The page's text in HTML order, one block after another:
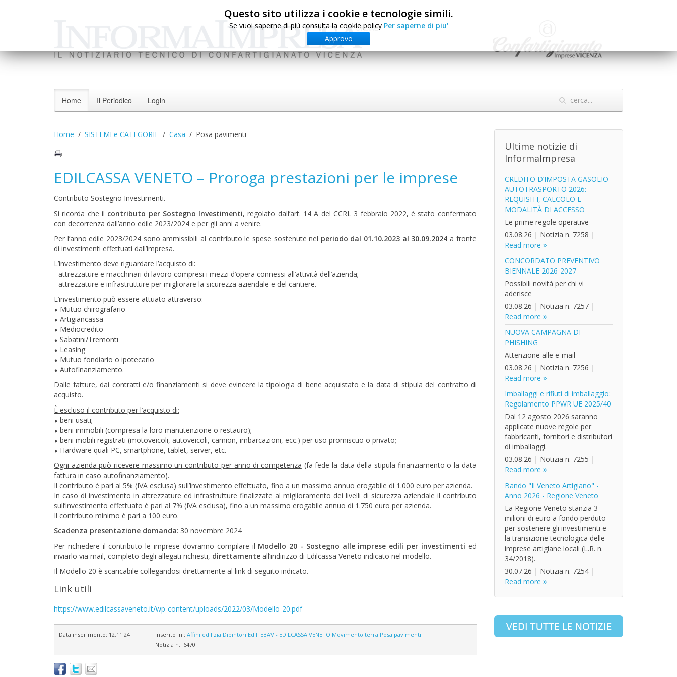
Questo sito utilizza i cookie e tecnologie simili.
Se vuoi saperne di più consulta la cookie policy Per saperne di piu'
Approvo
Home Il Periodico Login
Home SISTEMI e CATEGORIE Casa Posa pavimenti
EDILCASSA VENETO – Proroga prestazioni per le imprese
Contributo Sostegno Investimenti.
Si ricorda che il contributo per Sostegno Investimenti, regolato dall’art. 14 A del CCRL 3 febbraio 2022, è stato confermato
con decorrenza dall’anno edile 2023/2024 e per gli anni a venire.
Per l’anno edile 2023/2024 sono ammissibili al contributo le spese sostenute nel periodo dal 01.10.2023 al 30.09.2024a fronte
di investimenti effettuati dall’impresa.
L’investimento deve riguardare l’acquisto di:
- attrezzature e macchinari di lavoro compresi i mezzi d’opera connessi all’attività dell’azienda;
- attrezzature e infrastrutture per migliorare la sicurezza aziendale e del cantiere.
L’investimento può essere attuato attraverso:
⬧ Mutuo chirografario
⬧ Artigiancassa
⬧ Mediocredito
⬧ Sabatini/Tremonti
⬧ Leasing
⬧ Mutuo fondiario o ipotecario
⬧ Autofinanziamento.
Dalle fatture, dai contratti e/o finanziamenti si deve evincere la tipologia di bene acquistato e la data di stipula del contratto di
acquisto.
È escluso il contributo per l’acquisto di:
⬧ beni usati;
⬧ beni immobili (compresa la loro manutenzione o restauro);
⬧ beni mobili registrati (motoveicoli, autoveicoli, camion, imbarcazioni, ecc.) per uso promiscuo o privato;
⬧ Hardware quali PC, smartphone, tablet, server, etc.
Ogni azienda può ricevere massimo un contributo per anno di competenza (fa fede la data della stipula finanziamento o la data
fattura in caso autofinanziamento).
Il contributo è pari al 5% (IVA esclusa) sull’investimento effettuato, fino a un massimo annuo erogabile di 1.000 euro per azienda.
In caso di investimento in attrezzature ed infrastrutture finalizzate al miglioramento dei livelli di sicurezza aziendale il contributo
sull’investimento effettuato è pari al 7% (IVA esclusa), fino a un massimo erogabile annuo di 1.750 euro per azienda.
Il contributo minimo è pari a 100 euro.
Scadenza presentazione domanda: 30 novembre 2024
Per richiedere il contributo le imprese dovranno compilare il Modello 20 - Sostegno alle imprese edili per investimenti ed
inviarlo via mail, completo degli allegati richiesti, direttamente all’indirizzo di Edilcassa Veneto indicato nel modello.
Il Modello 20 è scaricabile collegandosi direttamente al link di seguito indicato.
Link utili
https://www.edilcassaveneto.it/wp-content/uploads/2022/03/Modello-20.pdf
Data inserimento: 12.11.24 Inserito in:: Affini edilizia Dipintori Edili EBAV - EDILCASSA VENETO Movimento terra Posa pavimenti
Notizia n.: 6470
Ultime notizie di
InformaImpresa
CREDITO D’IMPOSTA GASOLIO
AUTOTRASPORTO 2026:
REQUISITI, CALCOLO E
MODALITÀ DI ACCESSO
Le prime regole operative
03.08.26 | Notizia n. 7258 |
Read more
CONCORDATO PREVENTIVO
BIENNALE 2026-2027
Possibili novità per chi vi
aderisce
03.08.26 | Notizia n. 7257|
Read more
NUOVA CAMPAGNA DI
PHISHING
Attenzione alle e-mail
03.08.26 | Notizia n. 7256 |
Read more
Imballaggi e rifiuti di imballaggio:
Regolamento PPWR UE 2025/40
Dal 12 agosto 2026 saranno
applicate nuove regole per
fabbricanti, fornitori e distributori
di imballaggi.
03.08.26 | Notizia n. 7255 |
Read more
Bando "Il Veneto Artigiano" -
Anno 2026 - Regione Veneto
La Regione Veneto stanzia 3
milioni di euro a fondo perduto
per sostenere gli investimenti e
la transizione tecnologica delle
imprese artigiane locali (L.R. n.
34/2018).
30.07.26 | Notizia n. 7254|
Read more